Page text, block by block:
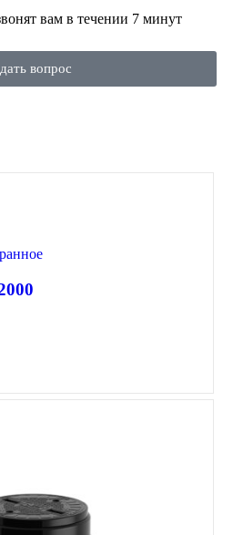
вам в течении 7 минут
вопрос